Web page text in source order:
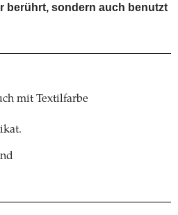
berührt, sondern auch benutzt
mit Textilfarbe